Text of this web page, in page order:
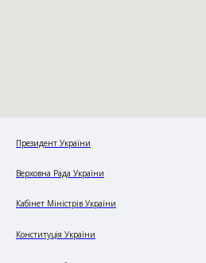
Президент України
Верховна Рада України
Кабінет Міністрів України
Конституція України